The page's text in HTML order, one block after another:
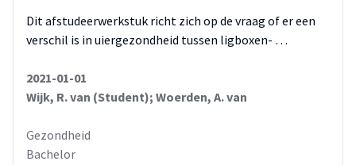
Dit afstudeerwerkstuk richt zich op de vraag of er een
verschil is in uiergezondheid tussen ligboxen- …
2021-01-01
Wijk, R. van (Student); Woerden, A. van
Gezondheid
Bachelor